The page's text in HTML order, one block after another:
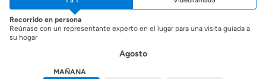
Recorrido en persona
Reúnase con un representante experto en el lugar para una visita guiada a
su hogar
Agosto
MAÑANA